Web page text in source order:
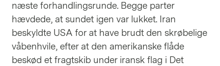
næste forhandlingsrunde. Begge parter
hævdede, at sundet igen var lukket. Iran
beskyldte USA for at have brudt den skrøbelige
våbenhvile, efter at den amerikanske flåde
beskød et fragtskib under iransk flag i Det